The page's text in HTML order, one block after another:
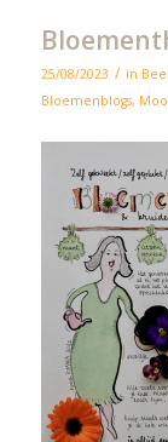
25/08/2023 / in
Bloemenblogs,